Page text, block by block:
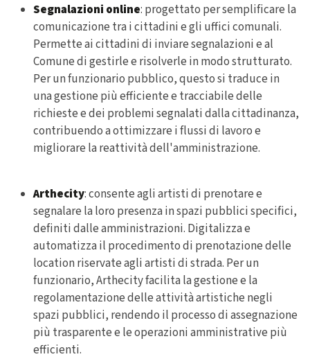
Segnalazioni online: progettato persemplificare la
comunicazione tra i cittadini e gli uffici comunali.
Permette ai cittadini di inviare segnalazioni e al
Comune di gestirle e risolverle in modo strutturato.
Per un funzionario pubblico, questo si traduce in
unagestione più efficiente e tracciabile delle
richieste e dei problemisegnalati dalla cittadinanza,
contribuendo a ottimizzare i flussi di lavoro e
migliorare la reattività dell'amministrazione.
Arthecity: consente agli artisti di prenotare e
segnalare la loro presenza in spazi pubblicispecifici,
definiti dalle amministrazioni. Digitalizza e
automatizzail procedimento di prenotazione delle
location riservate agli artisti di strada. Per un
funzionario, Arthecity facilita la gestione e la
regolamentazione delle attività artistiche negli
spazi pubblici, rendendo il processo di assegnazione
più trasparente e le operazioni amministrative più
efficienti.